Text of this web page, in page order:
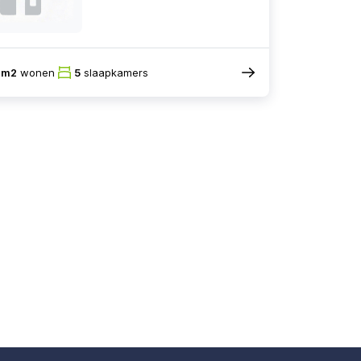
wonen 5 slaapkamers